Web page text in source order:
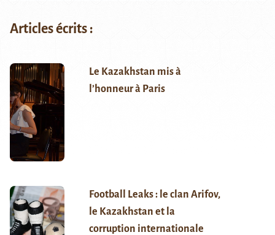
Articles écrits :
Le Kazakhstan mis à
l’honneur à Paris
Football Leaks : le clan Arifov,
le Kazakhstan et la
corruption internationale